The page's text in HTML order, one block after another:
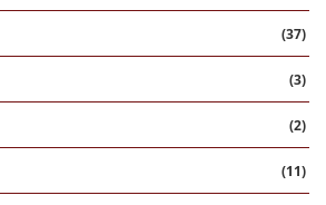
(37)
(3)
(2)
(11)